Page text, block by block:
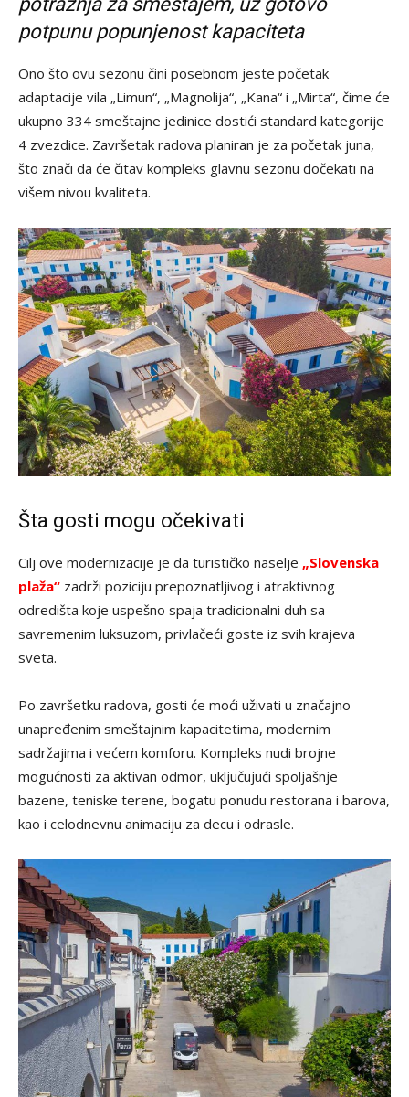
potpunu popunjenost kapaciteta
Ono što ovu sezonu čini posebnom jeste početak
adaptacije vila „Limun“, „Magnolija“, „Kana“ i „Mirta“, čime će
ukupno 334 smeštajne jedinice dostići standard kategorije
4 zvezdice. Završetak radova planiran je za početak juna,
što znači da će čitav kompleks glavnu sezonu dočekati na
višem nivou kvaliteta.
Šta gosti mogu očekivati
Cilj ove modernizacije je da turističko naselje „Slovenska
plaža“ zadrži poziciju prepoznatljivog i atraktivnog
odredišta koje uspešno spaja tradicionalni duh sa
savremenim luksuzom, privlačeći goste iz svih krajeva
sveta.
Po završetku radova, gosti će moći uživati u značajno
unapređenim smeštajnim kapacitetima, modernim
sadržajima i većem komforu. Kompleks nudi brojne
mogućnosti za aktivan odmor, uključujući spoljašnje
bazene, teniske terene, bogatu ponudu restorana i barova,
kao i celodnevnu animaciju za decu i odrasle.